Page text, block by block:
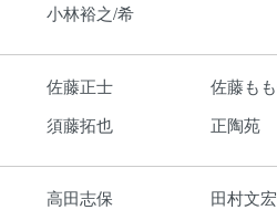
小林裕之/希
佐藤正士 佐藤も
須藤拓也 正陶苑
高田志保 田村文宏